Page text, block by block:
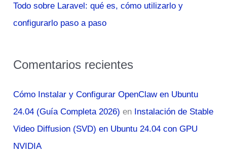
Todo sobre Laravel: qué es, cómo utilizarlo y
configurarlo paso a paso
Comentarios recientes
Cómo Instalar y Configurar OpenClaw en Ubuntu
24.04 (Guía Completa 2026) en Instalación de Stable
Video Diffusion (SVD) en Ubuntu 24.04 con GPU
NVIDIA